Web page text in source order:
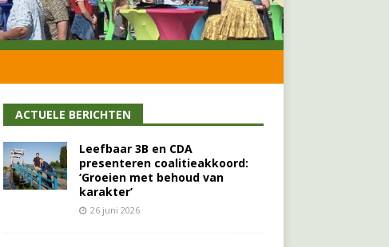
ACTUELE BERICHTEN
Leefbaar 3B en CDA
presenteren coalitieakkoord:
‘Groeien met behoud van
karakter’
26 juni 2026